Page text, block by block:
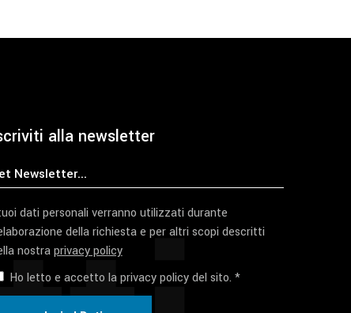
alla newsletter
dati personali verranno utilizzati durante
della richiesta e per altri scopi descritti
nostraprivacy policy
Ho letto e accetto la privacy policy del sito. *